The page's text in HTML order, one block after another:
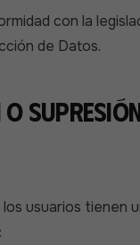
con la
de Datos.
usuarios tienen